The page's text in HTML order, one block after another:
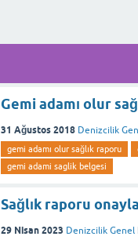
Gemi adamı olur
31 Ağustos 2018 Denizcilik
gemi adamı olur sağlık raporu
gemi adami saglik belgesi
Sağlık raporu
29 Nisan 2023 Denizcilik Genel